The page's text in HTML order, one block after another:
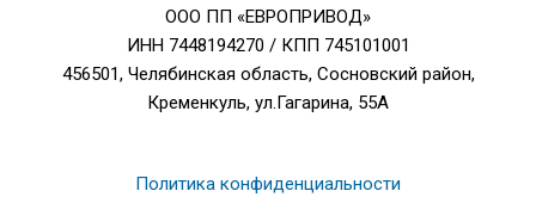
ООО ПП «ЕВРОПРИВОД»
ИНН 7448194270 / КПП 745101001
456501, Челябинская область, Сосновский район,
Кременкуль, ул.Гагарина, 55А
Политика конфиденциальности